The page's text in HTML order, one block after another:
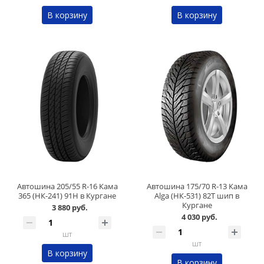
В корзину В корзину
Автошина 205/55 R-16 Кама
365 (НК-241) 91H в Кургане
3 880 руб.
шт
В корзину
Автошина 175/70 R-13 Кама
Alga (НК-531) 82T шип в
Кургане
4 030 руб.
шт